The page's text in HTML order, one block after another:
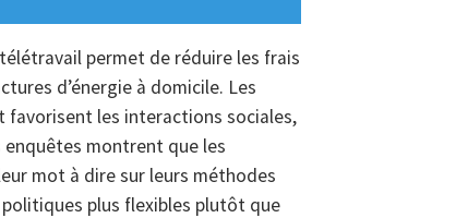
permet de réduire les frais
d’énergie à domicile. Les
favorisent les interactions sociales,
montrent que les
mot à dire sur leurs méthodes
plus flexibles plutôt que